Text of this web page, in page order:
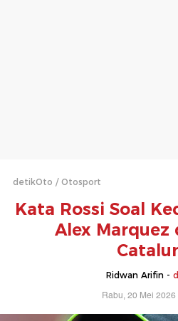
detikOto Otosport
Kata Rossi Soal
Alex Marquez
Ridwan Arifin -
Rabu, 20 Mei